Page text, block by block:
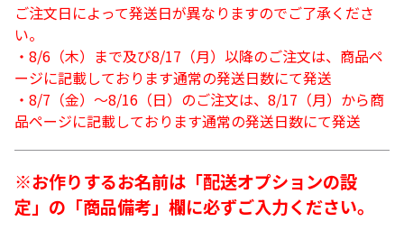
ご注文日によって発送日が異なりますのでご了承くださ
い。
・8/6（木）まで及び8/17（月）以降のご注文は、商品ペ
ージに記載しております通常の発送日数にて発送
・8/7（金）～8/16（日）のご注文は、8/17（月）から商
品ページに記載しております通常の発送日数にて発送
※お作りするお名前は「配送オプションの設
定」の「商品備考」欄に必ずご入力ください。